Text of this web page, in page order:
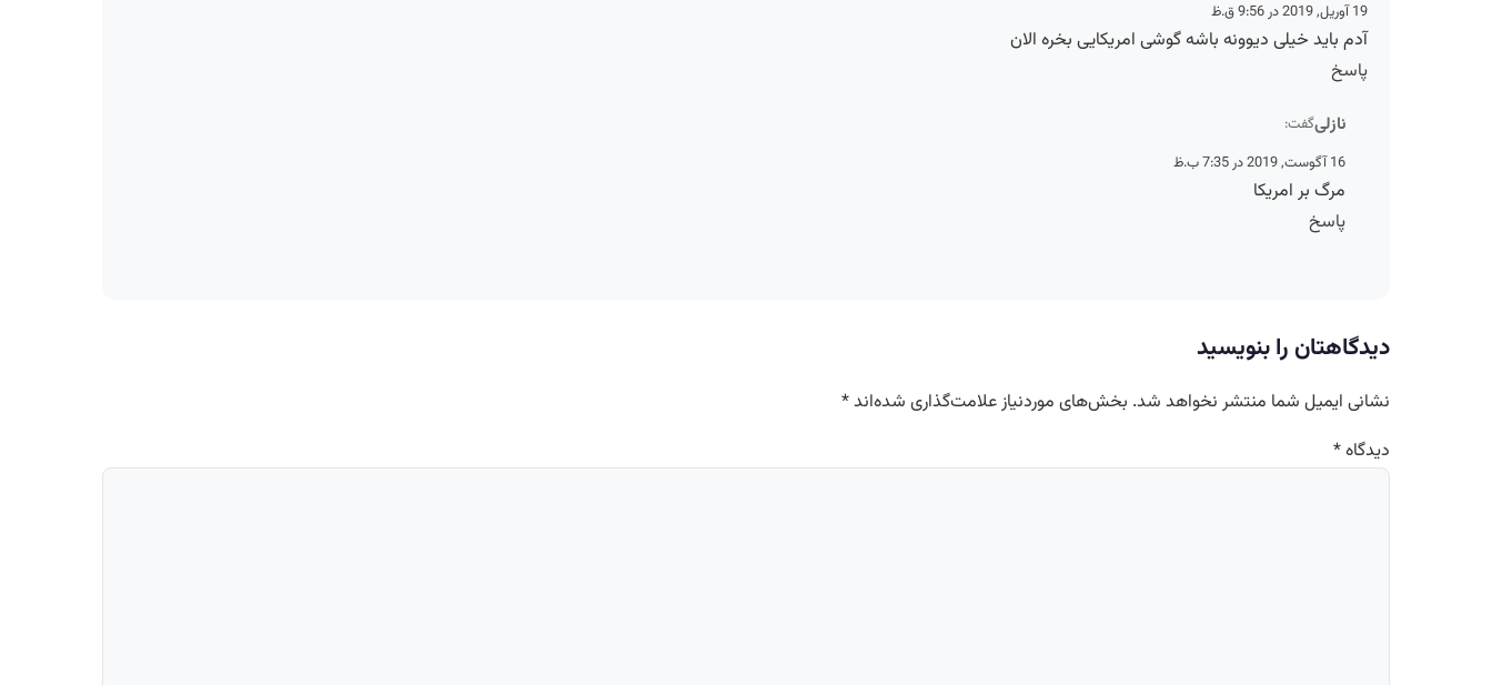
19 آوریل, 2019 در 9:56 ق.ظ
آدم باید خیلی دیوونه باشه گوشی امریکایی بخره الان
پاسخ
نازلیگفت:
16 آگوست, 2019 در 7:35 ب.ظ
مرگ بر امریکا
پاسخ
دیدگاهتان را بنویسید
نشانی ایمیل شما منتشر نخواهد شد. بخش‌های موردنیاز علامت‌گذاری شده‌اند*
دیدگاه*